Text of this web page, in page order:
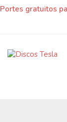
Portes gratuitos